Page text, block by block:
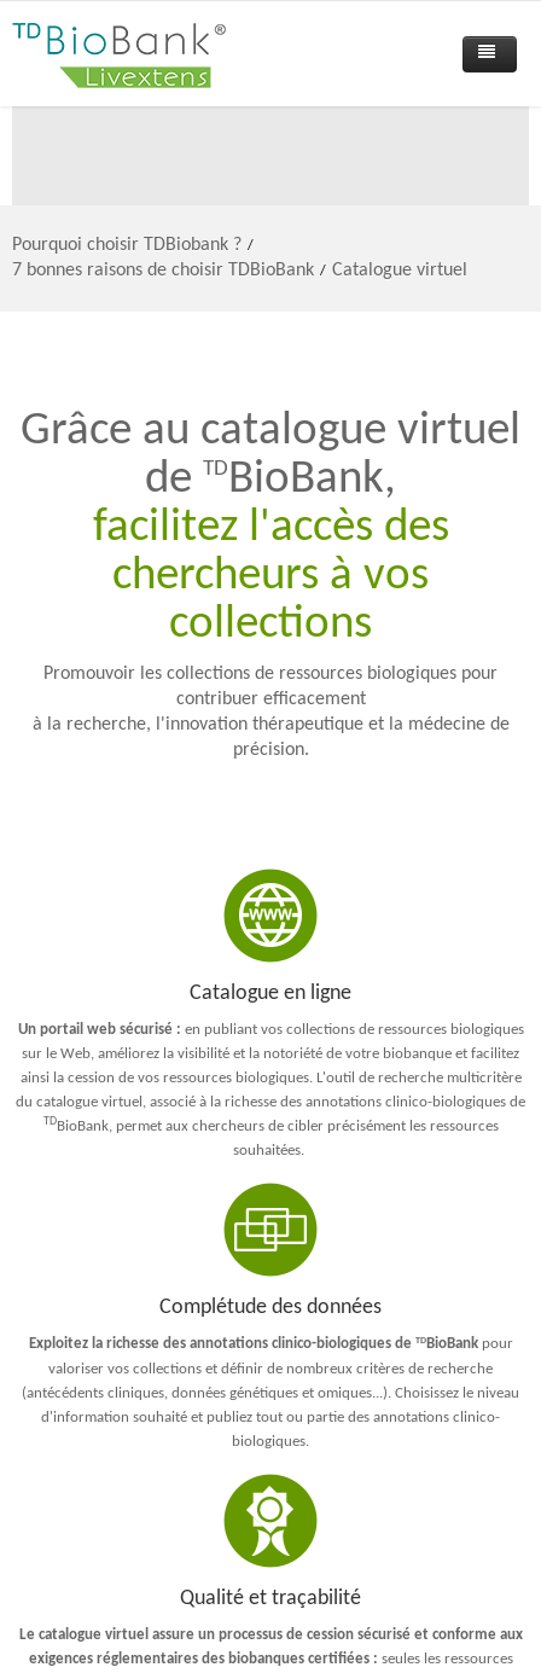
Pourquoi choisir TDBiobank ? /
7 bonnes raisons de choisir TDBioBank / Catalogue virtuel
Grâce au catalogue virtuel
de TDBioBank,
facilitez l'accès des
chercheurs à vos
collections
Promouvoir les collections de ressources biologiques pour
contribuer efficacement
à la recherche, l'innovation thérapeutique et la médecine de
précision.
Catalogue en ligne
Un portail web sécurisé : en publiant vos collections de ressources biologiques
sur le Web, améliorez la visibilité et la notoriété de votre biobanque et facilitez
ainsi la cession de vos ressources biologiques. L'outil de recherche multicritère
du catalogue virtuel, associé à la richesse des annotations clinico-biologiques de
TDBioBank, permet aux chercheurs de cibler précisément les ressources
souhaitées.
Complétude des données
Exploitez la richesse des annotations clinico-biologiques de TDBioBankpour
valoriser vos collections et définir de nombreux critères de recherche
(antécédents cliniques, données génétiques et omiques...). Choisissez le niveau
d'information souhaité et publiez tout ou partie des annotations clinico-
biologiques.
Qualité et traçabilité
Le catalogue virtuel assure un processus de cession sécurisé et conforme aux
exigences réglementaires des biobanques certifiées : seules les ressources
7 bonnes raisons de choisir TDBioBank
Catalogue virtuel
Gestion multisite
Import des données
Ergonomie et simplicité
FAQ's
Témoignages
TECHNIDATA
A propos de nous